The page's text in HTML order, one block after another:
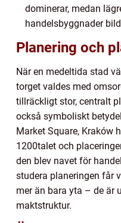
dominerar, medan
handelsbyggnader
Planering och
När en medeltida stad
torget valdes med
tillräckligt stor, centralt
också symboliskt
Market Square, Kraków
1200talet och
den blev navet för
studera planeringen får
mer än bara yta – de är
maktstruktur.